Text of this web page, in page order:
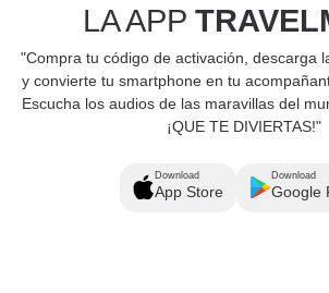
LA APP
"Compra tu código de activación, descarga
y convierte tu smartphone en tu
Escucha los audios de las maravillas del
¡QUE TE DIVIERTAS!"
Download
App Store
Download
Google